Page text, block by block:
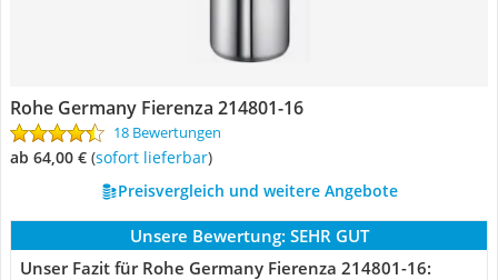
Rohe Germany Fierenza 214801-16
18 Bewertungen
ab 64,00 € ( Sofort lieferbar)
Preisvergleich und weitere Angebote
Unsere Bewertung: SEHR GUT
Unser Fazit für Rohe Germany Fierenza 214801-16: